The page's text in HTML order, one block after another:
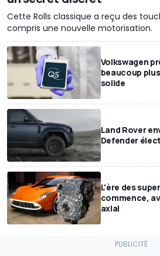
Cette Rolls classique a reçu des
compris une nouvelle motorisation.
Volkswagen
beaucoup
solide
Land Rover
Defender
L'ère des
commence,
axial